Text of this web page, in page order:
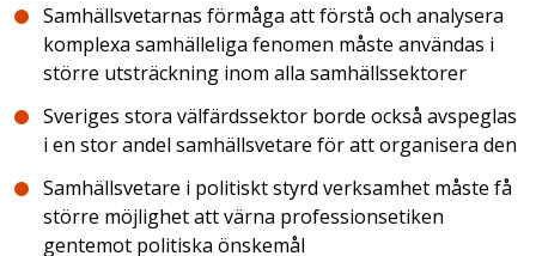
Samhällsvetarnas förmåga att förstå och analysera
komplexa samhälleliga fenomen måste användas i
större utsträckning inom alla samhällssektorer
Sveriges stora välfärdssektor borde också avspeglas
i en stor andel samhällsvetare för att organisera den
Samhällsvetare i politiskt styrd verksamhet måste få
större möjlighet att värna professionsetiken
gentemot politiska önskemål